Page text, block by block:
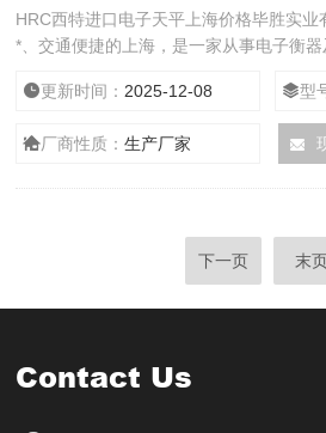
HRC西特进口电子天平上海价格毕胜实业
*、交通便捷的上海，是一家从事电子衡
更新时间： 2025-12-08 型
厂商性质：生产厂家
下一页 末
Contact Us